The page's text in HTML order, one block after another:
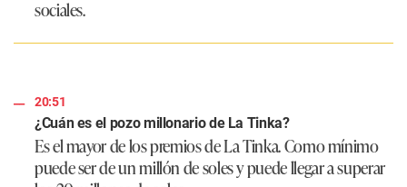
sociales.
20:51
¿Cuán es el pozo millonario de La Tinka?
Es el mayor de los premios de La Tinka. Como mínimo
puede ser de un millón de soles y puede llegar a superar